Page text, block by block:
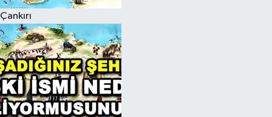
Çankırı